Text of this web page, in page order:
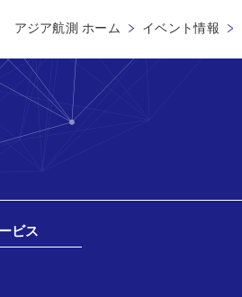
アジア航測 ホーム イベント情報
ビス